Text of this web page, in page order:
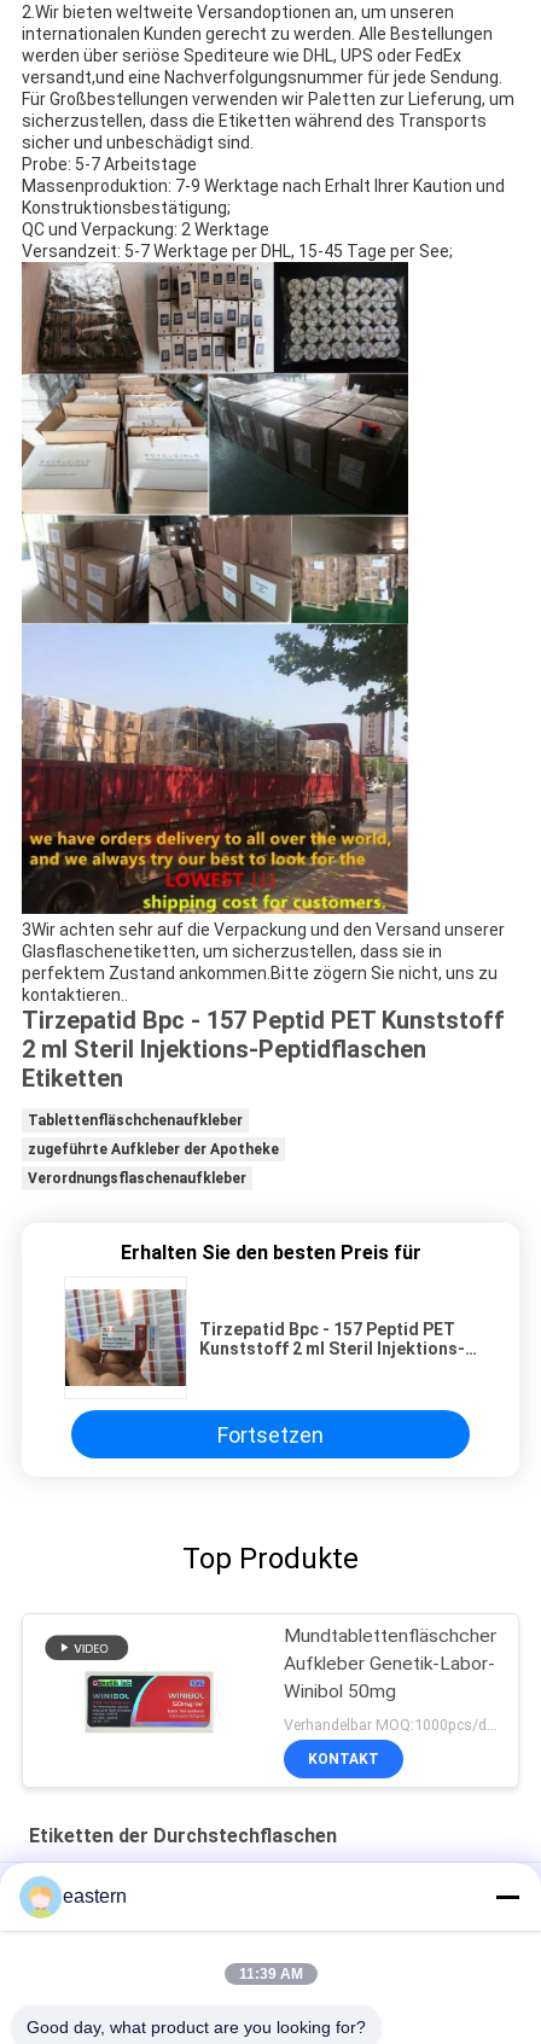
2.Wir bieten weltweite Versandoptionen an, um unseren
internationalen Kunden gerecht zu werden. Alle Bestellungen
werden über seriöse Spediteure wie DHL, UPS oder FedEx
versandt,und eine Nachverfolgungsnummer für jede Sendung.
Für Großbestellungen verwenden wir Paletten zur Lieferung, um
sicherzustellen, dass die Etiketten während des Transports
sicher und unbeschädigt sind.
Probe: 5-7 Arbeitstage
Massenproduktion: 7-9 Werktage nach Erhalt Ihrer Kaution und
Konstruktionsbestätigung;
QC und Verpackung: 2 Werktage
Versandzeit: 5-7 Werktage per DHL, 15-45 Tage per See;
3Wir achten sehr auf die Verpackung und den Versand unserer
Glasflaschenetiketten, um sicherzustellen, dass sie in
perfektem Zustand ankommen.Bitte zögern Sie nicht, uns zu
kontaktieren..
Tirzepatid Bpc - 157 Peptid PET Kunststoff
2 ml Steril Injektions-Peptidflaschen
Etiketten
Tablettenfläschchenaufkleber
zugeführte Aufkleber der Apotheke
Verordnungsflaschenaufkleber
Erhalten Sie den besten Preis für
Tirzepatid Bpc - 157 Peptid PET
Kunststoff 2 ml Steril Injektions-
Fortsetzen
Top Produkte
Mundtablettenfläschchen-
Aufkleber Genetik-Labor-
Winibol 50mg
Verhandelbar MOQ:1000pcs/design
KONTAKT
Etiketten der Durchstechflaschen
Cialis Tadalafil 100mg für orale Anwendung Etiketten
SS-31 Festklebstoffetiketten Peptidflaschenetiketten
Biomex-Laborarchiv-aufbauende kundengebundene Aufkleber
eastern
11:39 AM
Good day, what product are you looking for?